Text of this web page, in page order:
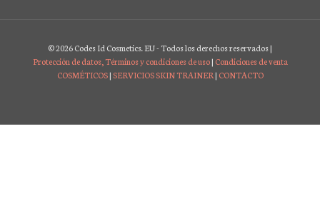
© 2026 Codes Id Cosmetics. EU - Todos los derechos reservados |
Protección de datos, Términos y condiciones de uso| Condiciones de venta
COSMÉTICOS| SERVICIOS SKIN TRAINER | CONTACTO